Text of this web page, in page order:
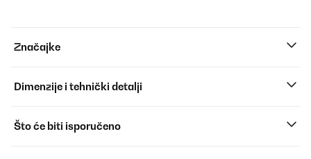
Značajke
Dimenzije i tehnički detalji
Što će biti isporučeno